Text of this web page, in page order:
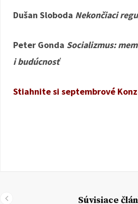
Dušan Sloboda Nekončiaci
Peter Gonda Socializmus:
i budúcnosť
Stiahnite si septembrové
Súvisiace